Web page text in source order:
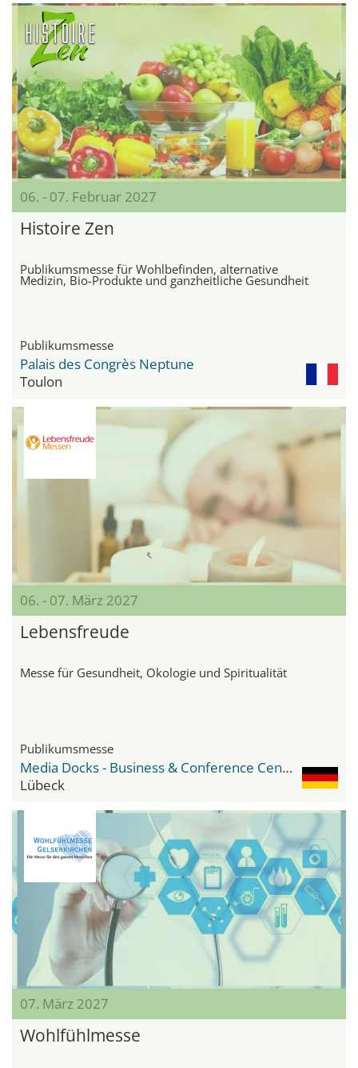
06. - 07. Februar 2027
Histoire Zen
Publikumsmesse für Wohlbefinden, alternative
Medizin, Bio-Produkte und ganzheitliche Gesundheit
Publikumsmesse
Palais des Congrès Neptune
Toulon
06. - 07. März 2027
Lebensfreude
Messe für Gesundheit, Ökologie und Spiritualität
Publikumsmesse
Media Docks - Business & Conference Center
Lübeck
07. März 2027
Wohlfühlmesse